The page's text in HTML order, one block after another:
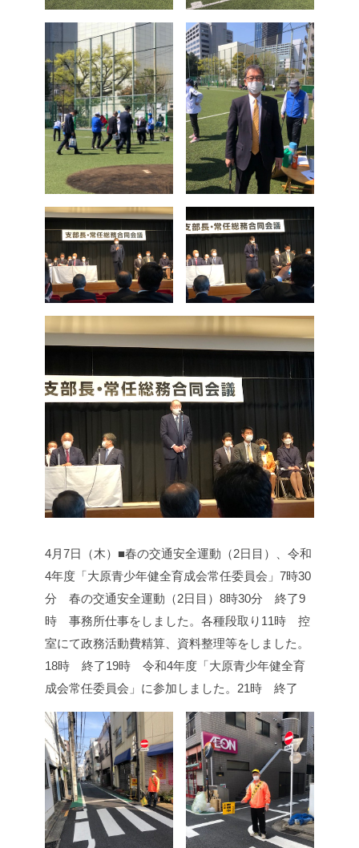
4月7日（木）■春の交通安全運動（2日目）、令和
4年度「大原青少年健全育成会常任委員会」 7時30
分 春の交通安全運動（2日目） 8時30分 終了9
時 事務所仕事をしました。 各種段取り 11時 控
室にて政務活動費精算、資料整理等をしました。
18時 終了19時 令和4年度「大原青少年健全育
成会常任委員会」に参加しました。 21時 終了